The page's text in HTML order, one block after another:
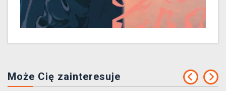
Może Cię zainteresuje